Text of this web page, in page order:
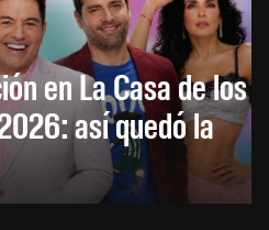
en La Casa de los
así quedó la